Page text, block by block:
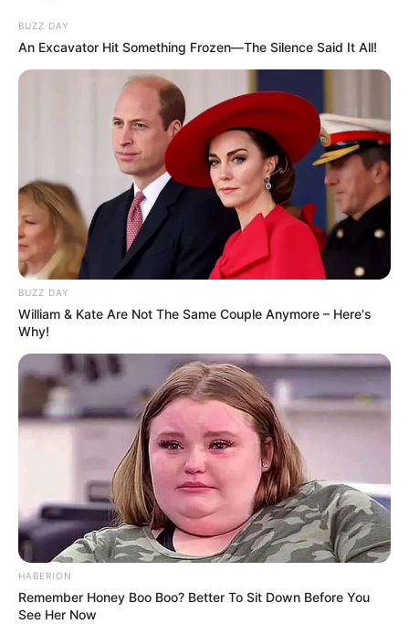
BUZZ DAY
An Excavator Hit Something Frozen—The Silence Said It All!
BUZZ DAY
William & Kate Are Not The Same Couple Anymore – Here's
Why!
HABERION
Remember Honey Boo Boo? Better To Sit Down Before You
See Her Now